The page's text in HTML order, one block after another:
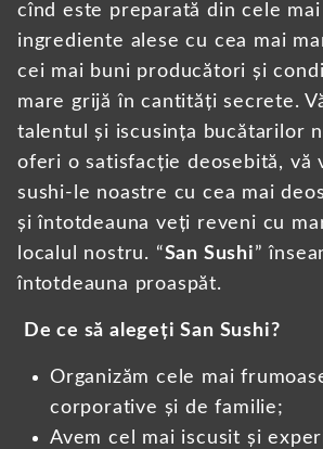
cînd este preparată din cele
ingrediente alese cu cea mai
cei mai buni producători și
mare grijă în cantități secrete.
talentul și iscusința bucătarilor
oferi o satisfacție deosebită, vă
sushi-le noastre cu cea mai
și întotdeauna veți reveni cu
localul nostru. “San Sushi”
întotdeauna proaspăt.
De ce să alegeți San Sushi?
Organizăm cele mai
corporative și de familie;
Avem cel mai iscusit și